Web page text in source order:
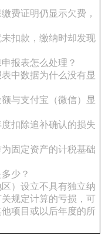
费证明仍显示欠费，
扣款，缴纳时却发现
报表怎么处理？
中数据为什么没有显
与支付宝（微信）显
扣除追补确认的损失
固定资产的计税基础
少？
）设立不具有独立纳
规定计算的亏损，可
项目或以后年度的所